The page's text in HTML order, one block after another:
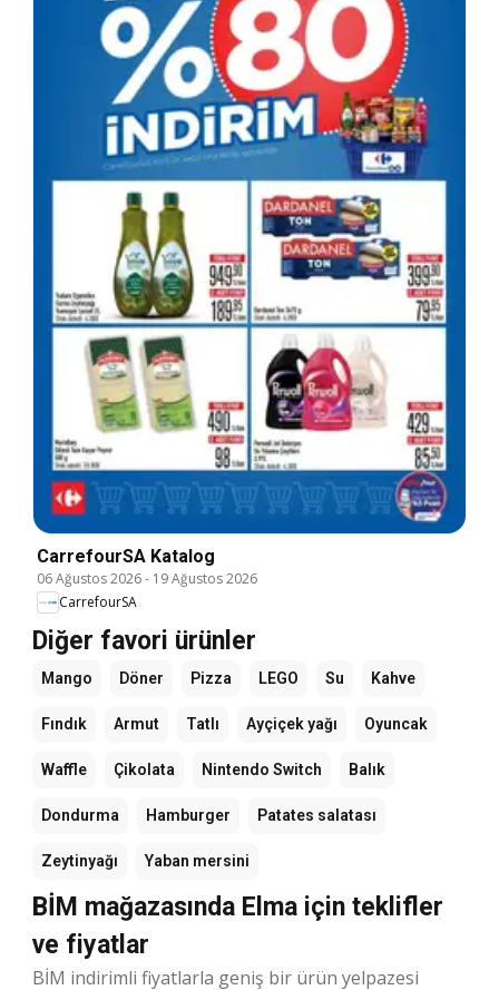
CarrefourSA Katalog
06 Ağustos 2026- 19 Ağustos 2026
CarrefourSA
Diğer favori ürünler
Mango Döner Pizza LEGO Su Kahve
Fındık Armut Tatlı Ayçiçek yağı Oyuncak
Waffle Çikolata Nintendo Switch Balık
Dondurma Hamburger Patates salatası
Zeytinyağı Yaban mersini
BİM mağazasında Elma için teklifler
ve fiyatlar
BİM indirimli fiyatlarla geniş bir ürün yelpazesi